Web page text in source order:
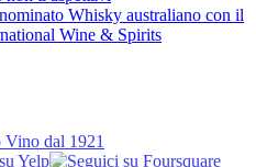
Whisky australiano con il
Wine & Spirits